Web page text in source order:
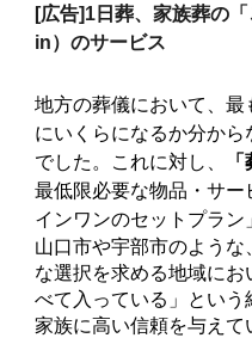
[広告]1日葬、家族葬の
in）のサービス
地方の葬儀において、
にいくらになるか分から
でした。これに対し、
最低限必要な物品・サ
インワンのセットプラン
山口市や宇部市のよう
な選択を求める地域に
べて入っている」とい
家族に高い信頼を与えて